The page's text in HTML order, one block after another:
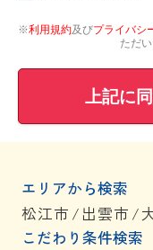
※利用規約及びプライバシ
ただ
上記に
エリアから検索
松江市 / 出雲市 /
こだわり条件検索